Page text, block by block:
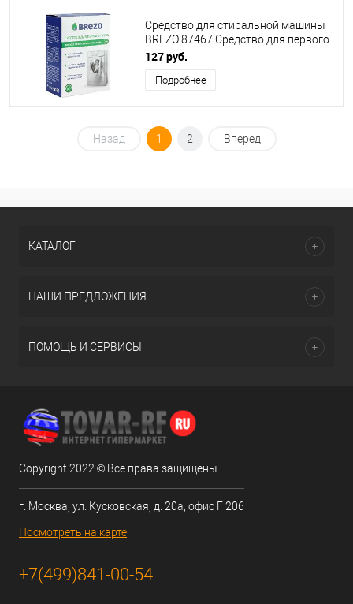
Средство для стиральной машины
BREZO 87467 Средство для первого
пуска для стир.машины 125 г.
127 руб.
Подробнее
Назад 1 2 Вперед
КАТАЛОГ
НАШИ ПРЕДЛОЖЕНИЯ
ПОМОЩЬ И СЕРВИСЫ
Copyright 2022 © Все права защищены.
г. Москва, ул. Кусковская, д. 20а, офис Г 206
Посмотреть на карте
+7(499)841-00-54